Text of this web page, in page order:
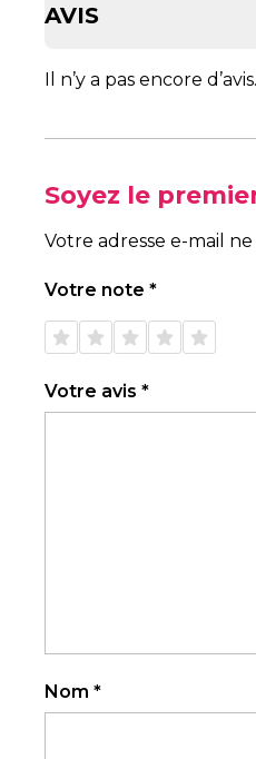
AVIS
Il n’y a pas encore d’avis.
Soyez le
Votre adresse e-mail
Votre note *
1 étoile
sur 5
2 étoiles
sur 5
3 étoiles
sur 5
4 étoiles
sur 5
5 étoiles
sur 5
Votre avis *
Nom *